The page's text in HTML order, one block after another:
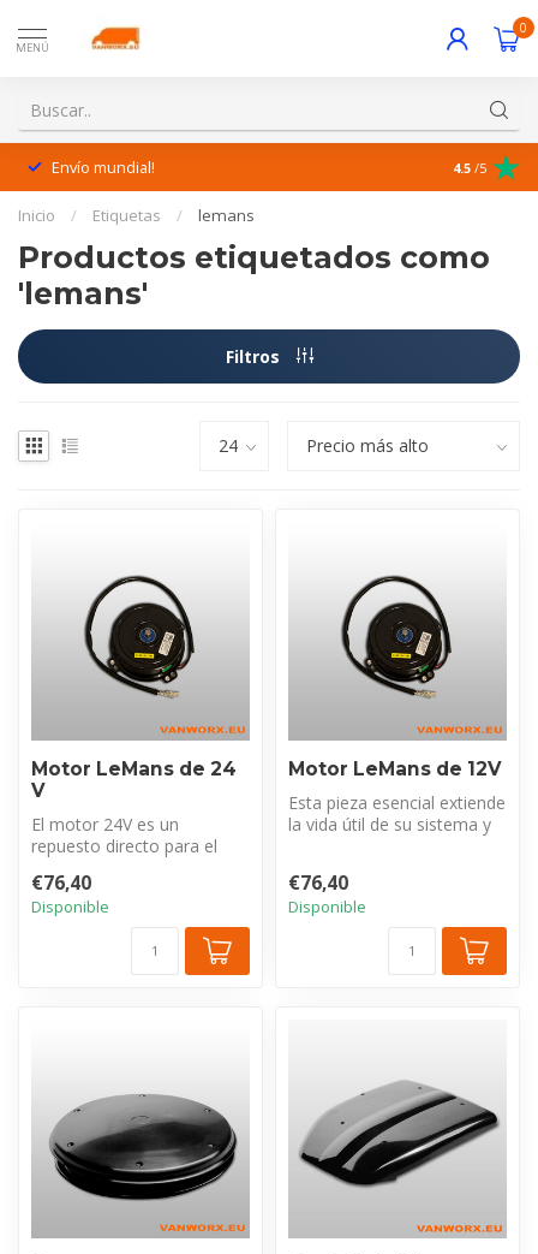
MENÚ
0
Envío mundial! ¡Excelente
4.5 /5
Inicio / Etiquetas / lemans
Productos etiquetados como
'lemans'
Filtros
Motor LeMans de 24
V
El motor 24V es un
repuesto directo para el
pieza esenci...
€76,40
Disponible
Motor LeMans de 12V
Esta pieza esencial extiende
la vida útil de su sistema y
€76,40
Disponible